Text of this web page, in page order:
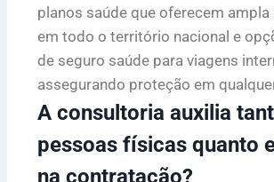
planos saúde que oferecem
em todo o território nacional e
de seguro saúde para viagens
assegurando proteção em
A consultoria auxilia
pessoas físicas quanto
na contratação?